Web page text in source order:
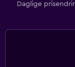
Daglige